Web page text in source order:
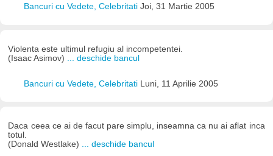
Bancuri cu Vedete, Celebritati Joi, 31 Martie 2005
Violenta este ultimul refugiu al incompetentei.
(Isaac Asimov)
... deschide bancul
Bancuri cu Vedete, Celebritati Luni, 11 Aprilie 2005
Daca ceea ce ai de facut pare simplu, inseamna ca nu ai aflat inca
totul.
(Donald Westlake) ... deschide bancul